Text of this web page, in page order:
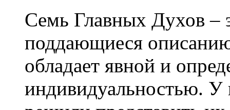
Семь Главных Духов –
поддающиеся
обладает явной и
индивидуальностью.